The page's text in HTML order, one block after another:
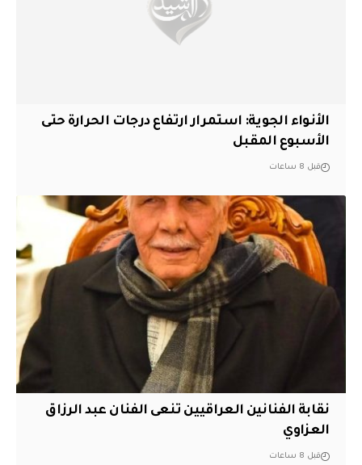
الأنواء الجوية: استمرار ارتفاع درجات الحرارة حتى
الأسبوع المقبل
قبل 8 ساعات
نقابة الفنانين العراقيين تنعى الفنان عبد الرزاق
العزاوي
قبل 8 ساعات